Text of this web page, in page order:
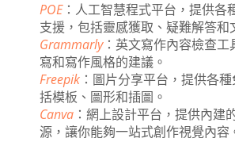
POE：人工智慧程式平台，提供各
支援，包括靈感獲取、疑難解答和
Grammarly：英文寫作內容檢查工
寫和寫作風格的建議。
Freepik ：圖片分享平台，提供各
括模板、圖形和插圖。
Canva ：網上設計平台，提供內建
源，讓你能夠一站式創作視覺內容